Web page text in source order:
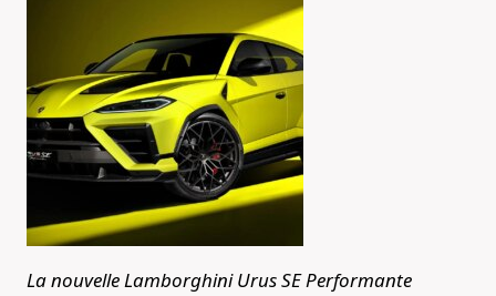
La nouvelle Lamborghini Urus SE Performante